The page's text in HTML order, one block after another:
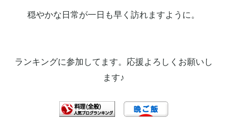
穏やかな日常が一日も早く訪れますように。
ランキングに参加してます。応援よろしくお願いし
ます♪